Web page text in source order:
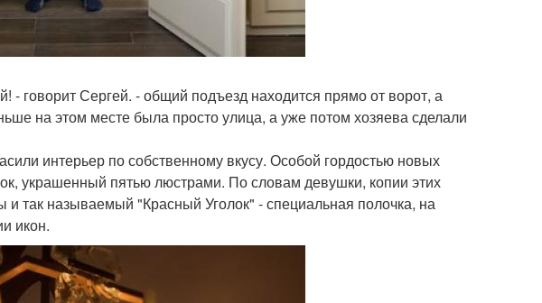
- говорит Сергей. - общий подъезд находится прямо от ворот, а
на этом месте была просто улица, а уже потом хозяева сделали
интерьер по собственному вкусу. Особой гордостью новых
украшенный пятью люстрами. По словам девушки, копии этих
и так называемый "Красный Уголок" - специальная полочка, на
икон.